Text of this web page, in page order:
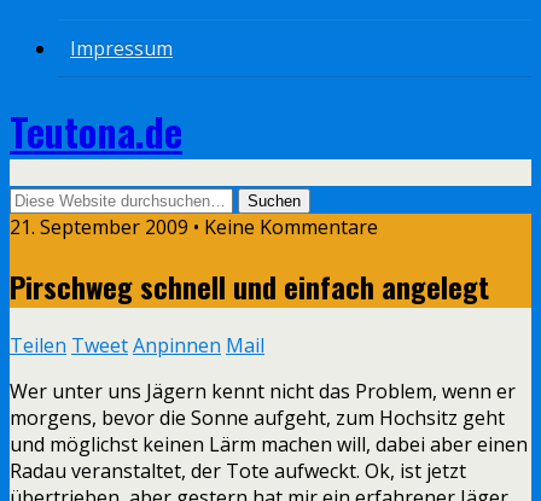
Impressum
Teutona.de
21. September 2009 • Keine Kommentare
Pirschweg schnell und einfach angelegt
Teilen TweetAnpinnen Mail
Wer unter uns Jägern kennt nicht das Problem, wenn er
morgens, bevor die Sonne aufgeht, zum Hochsitz geht
und möglichst keinen Lärm machen will, dabei aber einen
Radau veranstaltet, der Tote aufweckt. Ok, ist jetzt